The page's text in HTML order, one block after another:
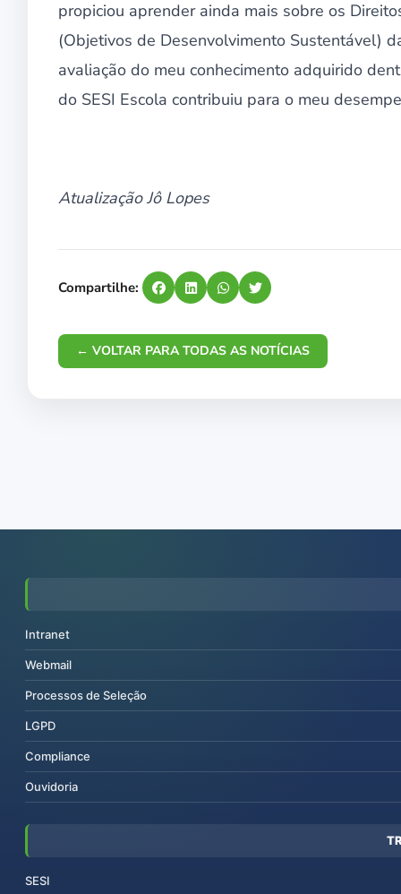
propiciou aprender ainda mais sobre os
(Objetivos de Desenvolvimento Sustentável)
avaliação do meu conhecimento adquirido
do SESI Escola contribuiu para o meu
Atualização Jô Lopes
Compartilhe:
← VOLTAR PARA TODAS AS NOTÍCIAS
Intranet
Webmail
Processos de Seleção
LGPD
Compliance
Ouvidoria
SESI